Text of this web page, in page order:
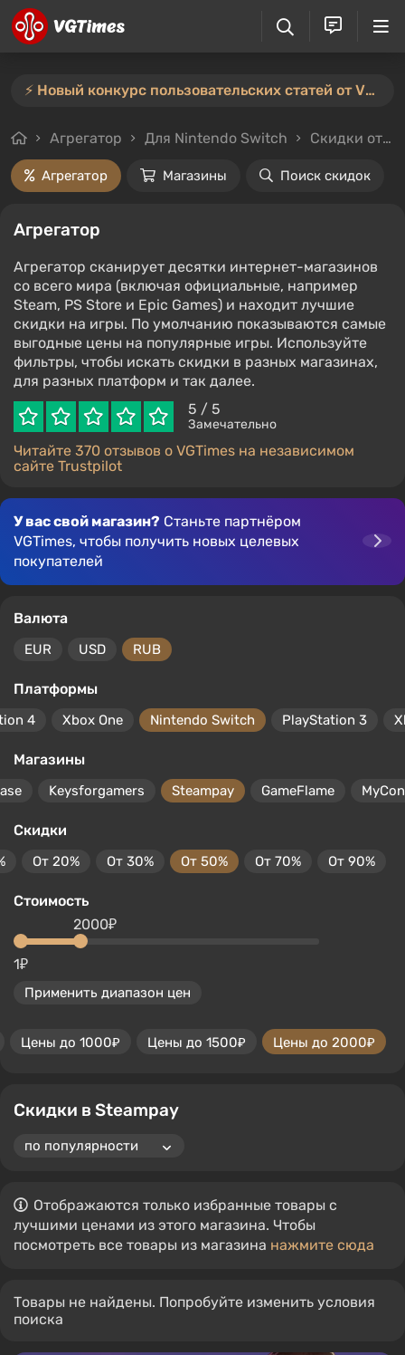
⚡️ Новый конкурс пользовательских статей от VGTimes — участвуйте тут ⚡️
Агрегатор Для Nintendo Switch Скидки от 50%
Агрегатор Магазины Поиск скидок
Агрегатор
Агрегатор сканирует десятки интернет-магазинов
со всего мира (включая официальные, например
Steam, PS Store и Epic Games) и находит лучшие
скидки на игры. По умолчанию показываются самые
выгодные цены на популярные игры. Используйте
фильтры, чтобы искать скидки в разных магазинах,
для разных платформ и так далее.
5 / 5
Замечательно
Читайте 370 отзывов о VGTimes на независимом
сайте Trustpilot
У вас свой магазин? Станьте партнёром
VGTimes, чтобы получить новых целевых
покупателей
Валюта
EUR USD RUB
Платформы
4 Xbox One Nintendo Switch PlayStation 3
Магазины
Keysforgamers Steampay GameFlame
Скидки
От 20% От 30% От 50% От 70% От 90%
Стоимость
1₽
2000₽
Применить диапазон цен
Цены до 1000₽ Цены до 1500₽ Цены до 2000₽
Скидки в Steampay
Отображаются только избранные товары с
лучшими ценами из этого магазина. Чтобы
посмотреть все товары из магазина нажмите сюда
Товары не найдены. Попробуйте изменить условия
поиска